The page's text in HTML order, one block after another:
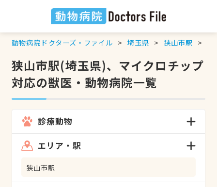
動物病院ドクターズ・ファイル 埼玉県 狭山市駅
狭山市駅(埼玉県)、マイクロチップ
対応の獣医・動物病院一覧
診療動物
エリア・駅
狭山市駅